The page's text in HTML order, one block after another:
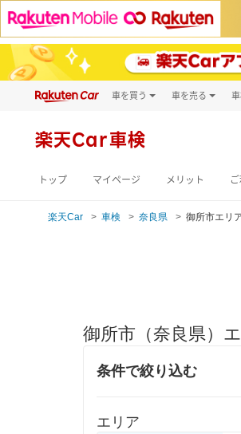
車を買う
新車
車を売る
楽天Car車検
トップ マイページ メリット
楽天Car 車検 奈良県 御所市エリ
御所市（奈良県）
条件で絞り込む
エリア